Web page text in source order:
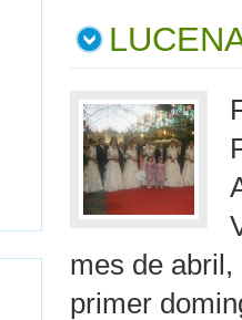
mes de
primer